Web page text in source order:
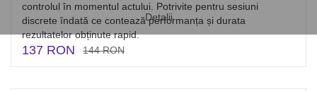
Detalii
controlul în momentul actului. Potrivite pentru sesiuni
discrete îndată ce contează performanța și durata
rezultatelor obținute rapid.
137 RON 144 RON